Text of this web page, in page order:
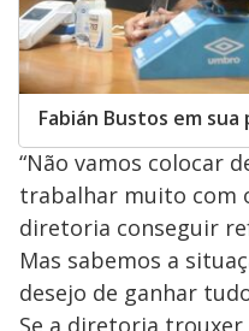
Fabián Bustos em
“Não vamos colocar
trabalhar muito com
diretoria conseguir
Mas sabemos a
desejo de ganhar
Se a diretoria trouxer